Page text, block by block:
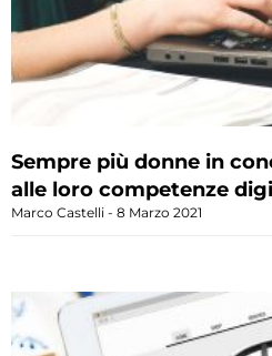
Sempre più donne in
alle loro competenze
Marco Castelli 8 Marzo 2021